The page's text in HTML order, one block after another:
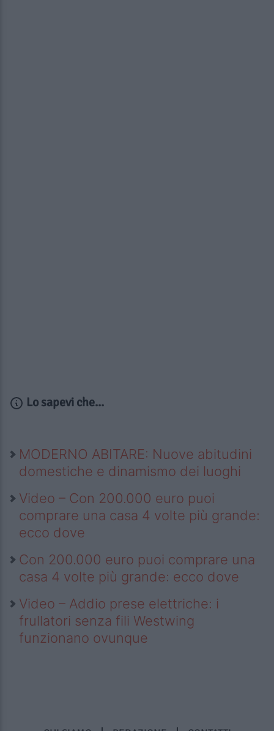
Lo sapevi che...
MODERNO ABITARE: Nuove abitudini
domestiche e dinamismo dei luoghi
Video – Con 200.000 euro puoi
comprare una casa 4 volte più grande:
ecco dove
Con 200.000 euro puoi comprare una
casa 4 volte più grande: ecco dove
Video – Addio prese elettriche: i
frullatori senza fili Westwing
funzionano ovunque